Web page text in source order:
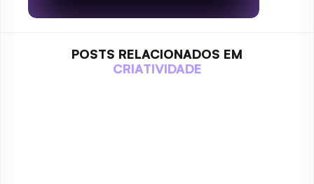
POSTS RELACIONADOS EM
CRIATIVIDADE